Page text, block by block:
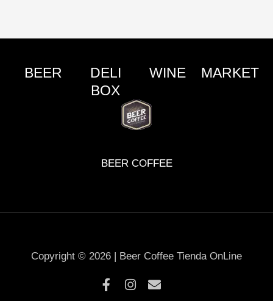
BEER
DELI
BOX
WINE MARKET
BEER COFFEE
Copyright © 2026 | Beer Coffee Tienda OnLine